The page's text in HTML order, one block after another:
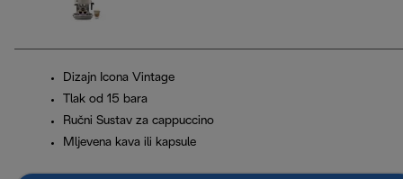
Dizajn Icona Vintage
Tlak od 15 bara
Ručni Sustav za cappuccino
Mljevena kava ili kapsule